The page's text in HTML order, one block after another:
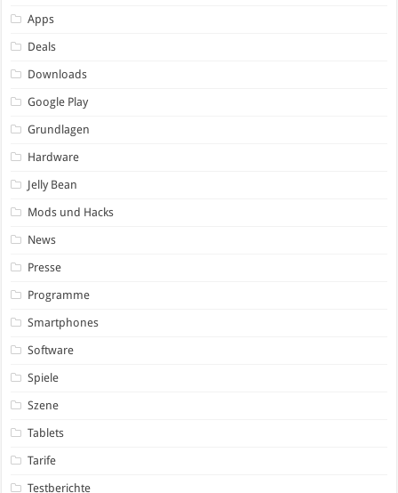
Apps
Deals
Downloads
Google Play
Grundlagen
Hardware
Jelly Bean
Mods und Hacks
News
Presse
Programme
Smartphones
Software
Spiele
Szene
Tablets
Tarife
Testberichte